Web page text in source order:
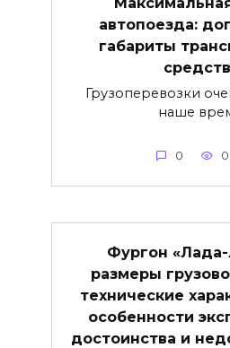
автопоезда:
габариты
Грузоперевозки
наше
0 0
Фургон «Лада-
размеры
технические
особенности
достоинства и